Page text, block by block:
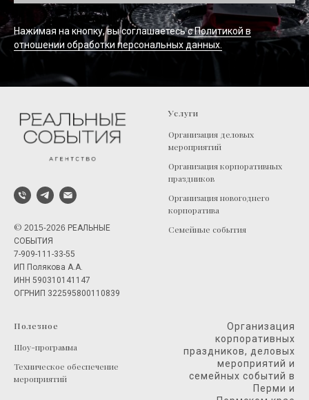
Нажимая на кнопку, вы соглашаетесьс Политикой в
отношении обработки персональных данных.
© 2015-2026 РЕАЛЬНЫЕ
СОБЫТИЯ
7-909-111-33-55
ИП Полякова А.А.
ИНН 590310141147
ОГРНИП 322595800110839
Услуги
Организация деловых
мероприятий
Организация корпоративных
праздников
Организация новогоднего
корпоратива
Семейные события
Полезное
Шоу-программа
Техническое обеспечение
мероприятий
Организация
корпоративных
праздников, деловых
мероприятий и
семейных событий в
Перми и